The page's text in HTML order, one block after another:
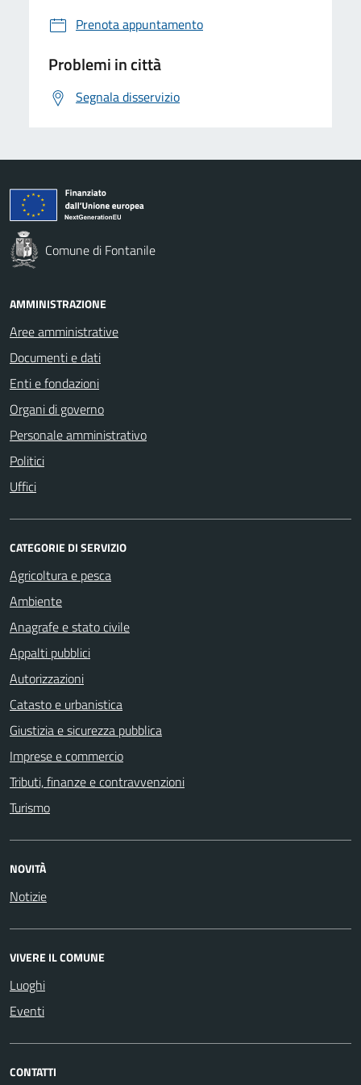
Prenota appuntamento
Problemi in città
Segnala disservizio
Comune di Fontanile
AMMINISTRAZIONE
Aree amministrative
Documenti e dati
Enti e fondazioni
Organi di governo
Personale amministrativo
Politici
Uffici
CATEGORIE DI SERVIZIO
Agricoltura e pesca
Ambiente
Anagrafe e stato civile
Appalti pubblici
Autorizzazioni
Catasto e urbanistica
Giustizia e sicurezza pubblica
Imprese e commercio
Tributi, finanze e contravvenzioni
Turismo
NOVITÀ
Notizie
VIVERE IL COMUNE
Luoghi
Eventi
CONTATTI